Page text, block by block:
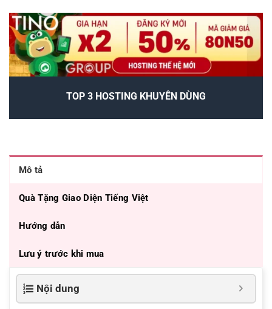
TOP 3 HOSTING KHUYÊN DÙNG
Mô tả
Quà Tặng Giao Diện Tiếng Việt
Hướng dẫn
Lưu ý trước khi mua
Nội dung